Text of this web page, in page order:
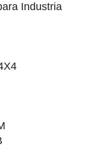
Industria